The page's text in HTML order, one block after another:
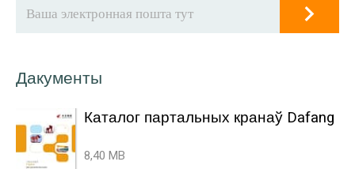
Дакументы
Каталог партальных кранаў Dafang
8,40 MB